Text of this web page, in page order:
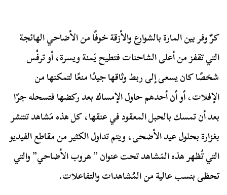
كرٌ وفر بين المارة بالشوارع والأزقة خوفًا من الأضاحي الهائجة
التي تقفز من أعلى الشاحنات فتطيح يَمنة ويسرة، أو ترفُس
شخصًا كان يسعى إلى ربط وثاقها جيدًا منعًا لتمكنها من
الإفلات، أو أن أحدهم حاول الإمساك بعد ركضها فتسحله جرًا
بعد أن تمسك بالحبل المعقود في عنقها، كل هذه مَشاهد تنتشر
بغزارة بحلول عيد الأضحى، ويتم تداول الكثير من مقاطع الفيديو
التي تُظهر هذه المَشاهد تحت عنوان ” هروب الأضاحي” والتي
تحظى بنسب عالية من المُشاهدات والتفاعلات.